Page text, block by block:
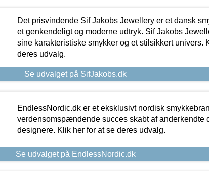
Det prisvindende Sif Jakobs Jewellery er et dansk
et genkendeligt og moderne udtryk. Sif Jakobs
sine karakteristiske smykker og et stilsikkert univers.
deres udvalg.
Se udvalget på SifJakobs.dk
EndlessNordic.dk er et eksklusivt nordisk
verdensomspændende succes skabt af anderkendte
designere. Klik her for at se deres udvalg.
Se udvalget på EndlessNordic.dk